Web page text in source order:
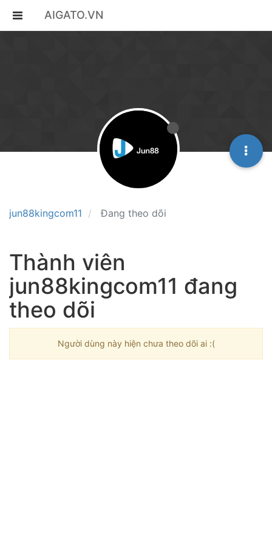
AIGATO.VN
jun88kingcom11 Đang theo dõi
Thành viên
jun88kingcom11 đang
theo dõi
Người dùng này hiện chưa theo dõi ai :(